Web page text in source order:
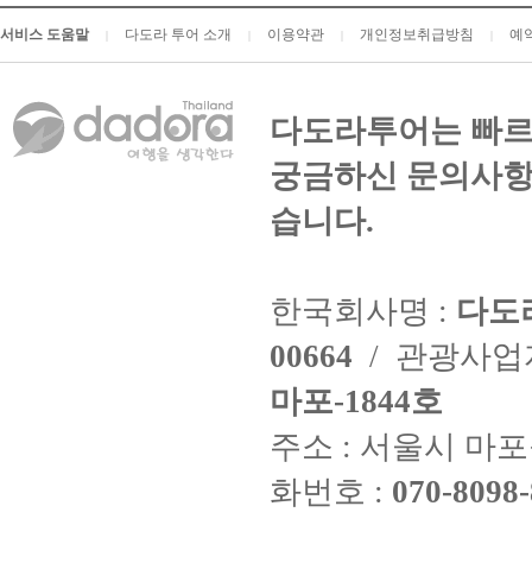
서비스 도움말 다도라 투어 소개 이용약관 개인정보취급방침 예
다도라투어는 빠
궁금하신 문의사
습니다.
한국회사명 : 다도
00664 / 관광사
마포-1844호
주소 : 서울시 마
화번호 : 070-